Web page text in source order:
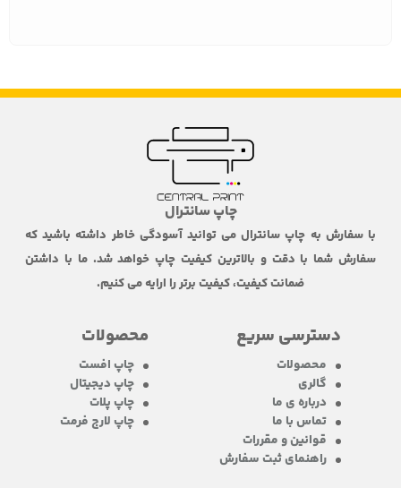
چاپ سانترال
با سفارش به چاپ سانترال می توانید آسودگی خاطر داشته باشید که
سفارش شما با دقت و بالاترین کیفیت چاپ خواهد شد. ما با داشتن
ضمانت کیفیت، کیفیت برتر را ارایه می کنیم.
دسترسی سریع
محصولات
گالری
درباره ی ما
تماس با ما
قوانین و مقررات
راهنمای ثبت سفارش
محصولات
چاپ افست
چاپ دیجیتال
چاپ پلات
چاپ لارج فرمت